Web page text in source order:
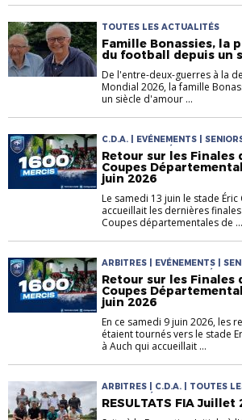
TOUTES LES ACTUALITÉS
Famille Bonassies, la
du football depuis un
De l'entre-deux-guerres à la
Mondial 2026, la famille
un siècle d'amour ...
C.D.A. | EVÉNEMENTS |
LES ACTUALITÉS
Retour sur les Finales
Coupes
juin 2026
Le samedi 13 juin le stade Éric
accueillait les dernières
Coupes départementales de ...
ARBITRES | EVÉNEMENTS |
TOUTES LES ACTUALITÉS
Retour sur les Finales
Coupes
juin 2026
En ce samedi 9 juin 2026, les
étaient tournés vers le stade
à Auch qui accueillait ...
ARBITRES | C.D.A. | TOUTES
ACTUALITÉS
RESULTATS FIA Juillet